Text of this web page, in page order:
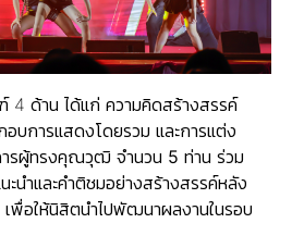
4 ด้าน ได้แก่ ความคิดสร้างสรรค์
อบการแสดงโดยรวม และการแต่ง
รผู้ทรงคุณวุฒิ จำนวน 5 ท่าน ร่วม
นำและคำติชมอย่างสร้างสรรค์หลัง
พื่อให้นิสิตนำไปพัฒนาผลงานในรอบ